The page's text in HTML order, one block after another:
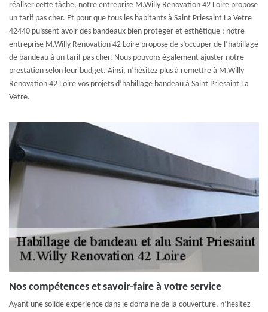
réaliser cette tâche, notre entreprise M.Willy Renovation 42 Loire propose
un tarif pas cher. Et pour que tous les habitants à Saint Priesaint La Vetre
42440 puissent avoir des bandeaux bien protéger et esthétique ; notre
entreprise M.Willy Renovation 42 Loire propose de s’occuper de l’habillage
de bandeau à un tarif pas cher. Nous pouvons également ajuster notre
prestation selon leur budget. Ainsi, n’hésitez plus à remettre à M.Willy
Renovation 42 Loire vos projets d’habillage bandeau à Saint Priesaint La
Vetre.
Nos compétences et savoir-faire à votre service
Ayant une solide expérience dans le domaine de la couverture, n’hésitez